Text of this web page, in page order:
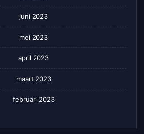
juni 2023
mei 2023
april 2023
maart 2023
februari 2023